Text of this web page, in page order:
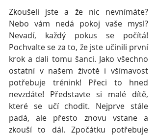
Zkoušeli jste a že nic nevnímáte?
Nebo vám nedá pokoj vaše mysl?
Nevadí, každý pokus se počítá!
Pochvalte se za to, že jste učinili první
krok a dali tomu šanci. Jako všechno
ostatní v našem životě i všímavost
potřebuje trénink! Přeci to hned
nevzdáte! Představte si malé dítě,
které se učí chodit. Nejprve stále
padá, ale přesto znovu vstane a
zkouší to dál. Zpočátku potřebuje